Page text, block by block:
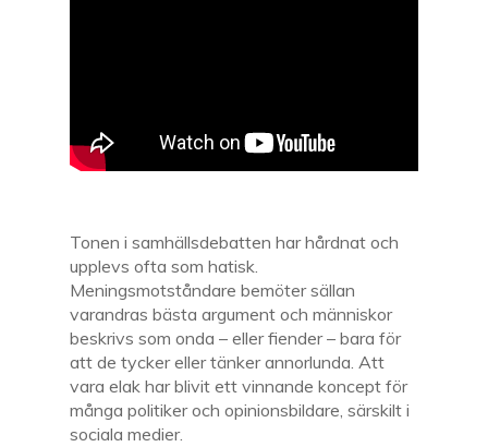
Tonen i samhällsdebatten har hårdnat och
upplevs ofta som hatisk.
Meningsmotståndare bemöter sällan
varandras bästa argument och människor
beskrivs som onda – eller fiender – bara för
att de tycker eller tänker annorlunda. Att
vara elak har blivit ett vinnande koncept för
många politiker och opinionsbildare, särskilt i
sociala medier.